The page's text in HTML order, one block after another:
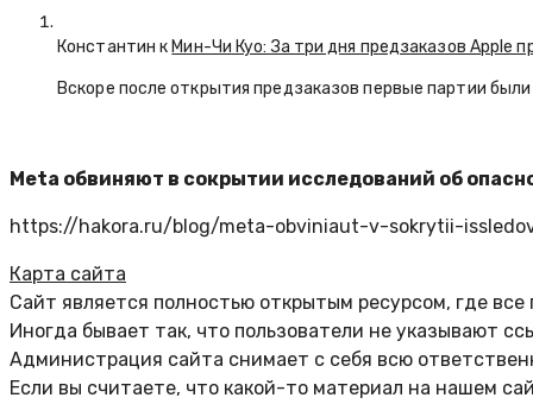
Константин к Мин-Чи Куо: За три дня предзаказов Apple
Вскоре после открытия предзаказов первые партии
Meta обвиняют в сокрытии исследований об
https://hakora.ru/blog/meta-obviniaut-v-sokrytii-
Карта сайта
Сайт является полностью открытым ресурсом, где
Иногда бывает так, что пользователи не указывают
Администрация сайта снимает с себя всю
Если вы считаете, что какой-то материал на нашем